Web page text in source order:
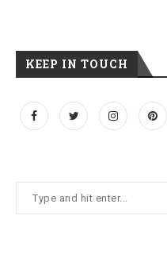
KEEP IN TOUCH